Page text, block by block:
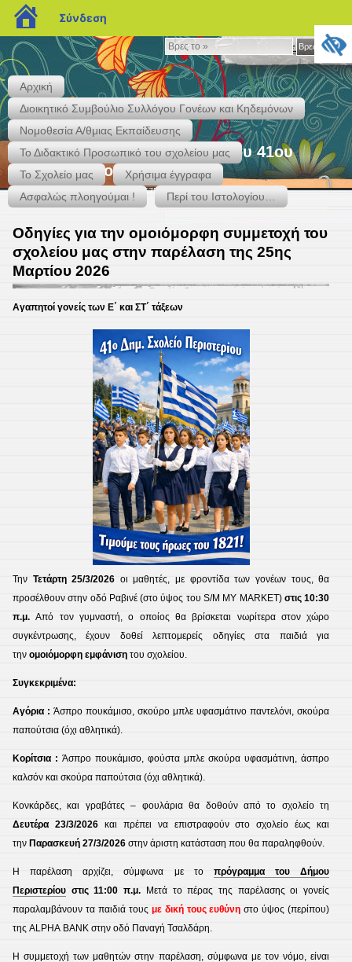
Βρες
το
»
Βρες το »
Αρχική
Διοικητικό Συμβούλιο Συλλόγου Γονέων και Κηδεμόνων
Νομοθεσία Α/θμιας Εκπαίδευσης
Το Διδακτικό Προσωπικό του σχολείου μας
Το Σχολείο μας
Χρήσιμα έγγραφα
Ασφαλώς πλοηγούμαι !
Περί του Ιστολογίου…
"Ιστολογείν" – Το Ιστολόγιο του 41ου
Δημ. Σχολείου Περιστερίου
Κάκτου & Αγ. Ιεροθέου – Τηλ. 2105759937 – 2131301417
Οδηγίες για την ομοιόμορφη συμμετοχή του
σχολείου μας στην παρέλαση της 25ης
Μαρτίου 2026
Αγαπητοί γονείς των Ε΄ και ΣΤ΄ τάξεων
Την Τετάρτη 25/3/2026 οι μαθητές, με φροντίδα των γονέων τους, θα
προσέλθουν στην οδό Ραβινέ (στο ύψος του S/M MY MARKET) στις 10:30
π.μ. Από τον γυμναστή, ο οποίος θα βρίσκεται νωρίτερα στον χώρο
συγκέντρωσης, έχουν δοθεί λεπτομερείς οδηγίες στα παιδιά για
την ομοιόμορφη εμφάνιση του σχολείου.
Συγκεκριμένα:
Αγόρια : Άσπρο πουκάμισο, σκούρο μπλε υφασμάτινο παντελόνι, σκούρα
παπούτσια (όχι αθλητικά).
Κορίτσια : Άσπρο πουκάμισο, φούστα μπλε σκούρα υφασμάτινη, άσπρο
καλσόν και σκούρα παπούτσια (όχι αθλητικά).
Κονκάρδες, και γραβάτες – φουλάρια θα δοθούν από το σχολείο τη
Δευτέρα 23/3/2026και πρέπει να επιστραφούν στο σχολείο έως και
την Παρασκευή 27/3/2026 στην άριστη κατάσταση που θα παραληφθούν.
Η παρέλαση αρχίζει, σύμφωνα με το πρόγραμμα του Δήμου
Περιστερίου στις 11:00 π.μ.
Μετά το πέρας της παρέλασης οι γονείς
παραλαμβάνουν τα παιδιά τους με δική τους ευθύνη στο ύψος (περίπου)
της ALPHA BANK στην οδό Παναγή Τσαλδάρη.
Η συμμετοχή των μαθητών στην παρέλαση, σύμφωνα με τον νόμο, είναι
blogs.sch.gr
Σύνδεση